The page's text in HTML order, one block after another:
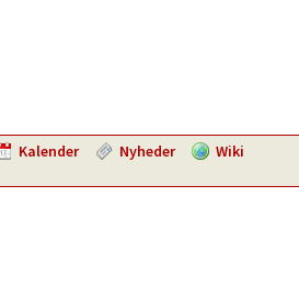
Kalender Nyheder Wiki